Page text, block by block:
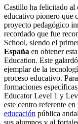
Castillo ha felicitado al
educativo pionero que
proyecto pedagógico
recordado que fue
School, siendo el
España en obtener
Education. Este
ejemplar de la
proceso educativo.
formaciones
Educator Level 1 y
este centro referente
educación pública
sus alumnos y al